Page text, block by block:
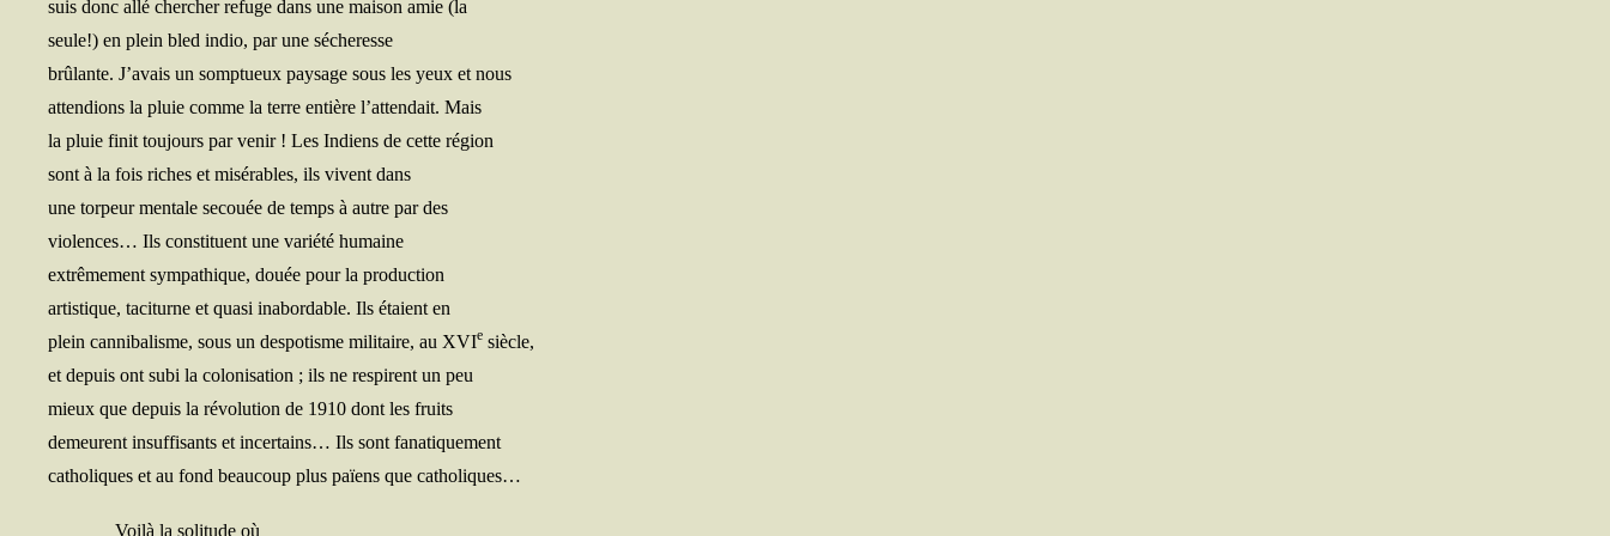
suis donc allé cher­cher refuge dans une mai­son amie (la
seule!) en plein bled indio, par une sécheresse
brû­lante. J’avais un somp­tueux pay­sage sous les yeux et nous
atten­dions la pluie comme la terre entière l’attendait. Mais
la pluie finit tou­jours par venir ! Les Indiens de cette région
sont à la fois riches et misé­rables, ils vivent dans
une tor­peur men­tale secouée de temps à autre par des
vio­lences… Ils consti­tuent une varié­té humaine
extrê­me­ment sym­pa­thique, douée pour la production
artis­tique, taci­turne et qua­si inabor­dable. Ils étaient en
plein can­ni­ba­lisme, sous un des­po­tisme mili­taire, au XVIe siècle,
et depuis ont subi la colo­ni­sa­tion ; ils ne res­pirent un peu
mieux que depuis la révo­lu­tion de 1910 dont les fruits
demeurent insuf­fi­sants et incer­tains… Ils sont fanatiquement
catho­liques et au fond beau­coup plus païens que catholiques…
Voi­là la soli­tude où